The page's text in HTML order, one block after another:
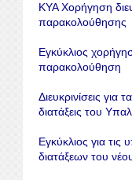
ΚΥΑ Χορήγηση
παρακολούθησης
Εγκύκλιος
παρακολούθηση
Διευκρινίσεις
διατάξεις του
Εγκύκλιος για τις
διατάξεων του